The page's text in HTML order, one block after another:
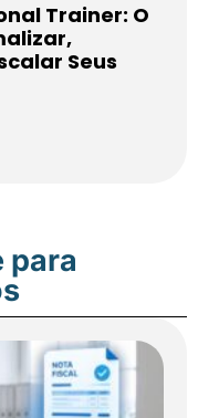
Trainer: O
Seus
para